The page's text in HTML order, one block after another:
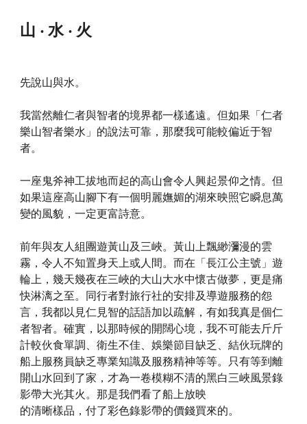
山 ‧ 水 ‧ 火
先說山與水。
我當然離仁者與智者的境界都一樣遙遠。但如果「仁者
樂山智者樂水」的說法可靠，那麼我可能較偏近于智
者。
一座鬼斧神工拔地而起的高山會令人興起景仰之情。但
如果這座高山腳下有一個明麗嫵媚的湖來映照它瞬息萬
變的風貌，一定更富詩意。
前年與友人組團遊黃山及三峽。黃山上飄緲瀰漫的雲
霧，令人不知置身天上或人間。而在「長江公主號」遊
輪上，幾天幾夜在三峽的大山大水中懷古做夢，更是痛
快淋漓之至。同行者對旅行社的安排及導遊服務的怨
言，我都以見仁見智的話語加以疏解，有如我真是個仁
者智者。確實，以那時候的開闊心境，我不可能去斤斤
計較伙食單調、衛生不佳、娛樂節目缺乏、結伙玩牌的
船上服務員缺乏專業知識及服務精神等等。只有等到離
開山水回到了家，才為一卷模糊不清的黑白三峽風景錄
影帶大光其火。那是我們看了船上放映
的清晰樣品，付了彩色錄影帶的價錢買來的。